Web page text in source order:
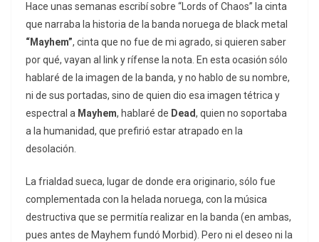
Hace unas semanas escribí sobre “Lords of Chaos” la cinta
que narraba la historia de la banda noruega de black metal
“Mayhem”, cinta que no fue de mi agrado, si quieren saber
por qué, vayan al link y rífense la nota. En esta ocasión sólo
hablaré de la imagen de la banda, y no hablo de su nombre,
ni de sus portadas, sino de quien dio esa imagen tétrica y
espectral a Mayhem, hablaré de Dead, quien no soportaba
a la humanidad, que prefirió estar atrapado en la
desolación.
La frialdad sueca, lugar de donde era originario, sólo fue
complementada con la helada noruega, con la música
destructiva que se permitía realizar en la banda (en ambas,
pues antes de Mayhem fundó Morbid). Pero ni el deseo ni la